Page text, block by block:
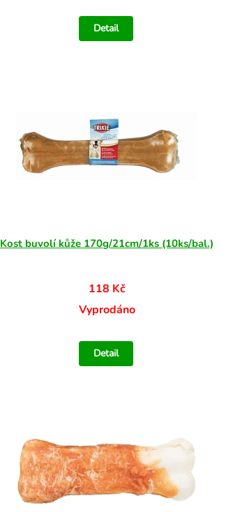
Detail
Kost buvolí kůže 170g/21cm/1ks (10ks/bal.)
118 Kč
Vyprodáno
Detail